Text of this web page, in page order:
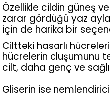
Özellikle cildin güneş
zarar gördüğü yaz
için de harika bir
Ciltteki hasarlı
hücrelerin oluşumunu
cilt, daha genç ve
Gliserin ise